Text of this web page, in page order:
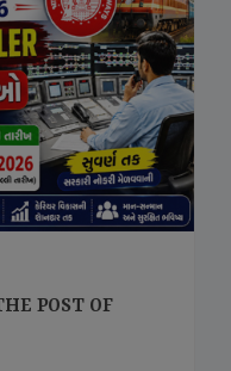
POST OF